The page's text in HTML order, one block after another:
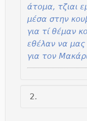
άτομα, τζιαι
μέσα στην
για τί θέμαν
εθέλαν να
για τον